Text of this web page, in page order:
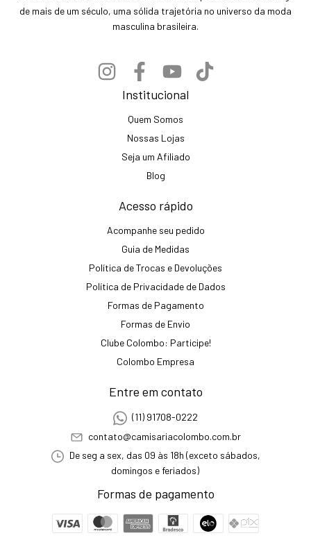
de mais de um século, uma sólida trajetória no universo da moda
masculina brasileira.
Institucional
Quem Somos
Nossas Lojas
Seja um Afiliado
Blog
Acesso rápido
Acompanhe seu pedido
Guia de Medidas
Política de Trocas e Devoluções
Política de Privacidade de Dados
Formas de Pagamento
Formas de Envio
Clube Colombo: Participe!
Colombo Empresa
Entre em contato
(11) 91708-0222
contato@camisariacolombo.com.br
De seg a sex, das 09 às 18h (exceto sábados,
domingos e feriados)
Formas de pagamento